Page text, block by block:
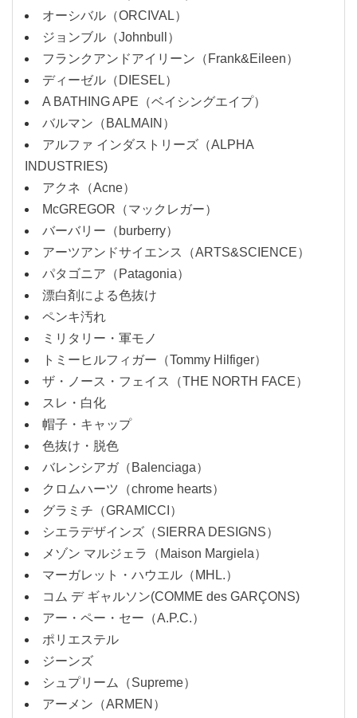
オーシバル（ORCIVAL）
ジョンブル（Johnbull）
フランクアンドアイリーン（Frank&Eileen）
ディーゼル（DIESEL）
A BATHING APE（ベイシングエイプ）
バルマン（BALMAIN）
アルファ インダストリーズ（ALPHA
INDUSTRIES)
アクネ（Acne）
McGREGOR（マックレガー）
バーバリー（burberry）
アーツアンドサイエンス（ARTS&SCIENCE）
パタゴニア（Patagonia）
漂白剤による色抜け
ペンキ汚れ
ミリタリー・軍モノ
トミーヒルフィガー（Tommy Hilfiger）
ザ・ノース・フェイス（THE NORTH FACE）
スレ・白化
帽子・キャップ
色抜け・脱色
バレンシアガ（Balenciaga）
クロムハーツ（chrome hearts）
グラミチ（GRAMICCI）
シエラデザインズ（SIERRA DESIGNS）
メゾン マルジェラ（Maison Margiela）
マーガレット・ハウエル（MHL.）
コム デ ギャルソン(COMME des GARÇONS)
アー・ペー・セー（A.P.C.）
ポリエステル
ジーンズ
シュプリーム（Supreme）
アーメン（ARMEN）